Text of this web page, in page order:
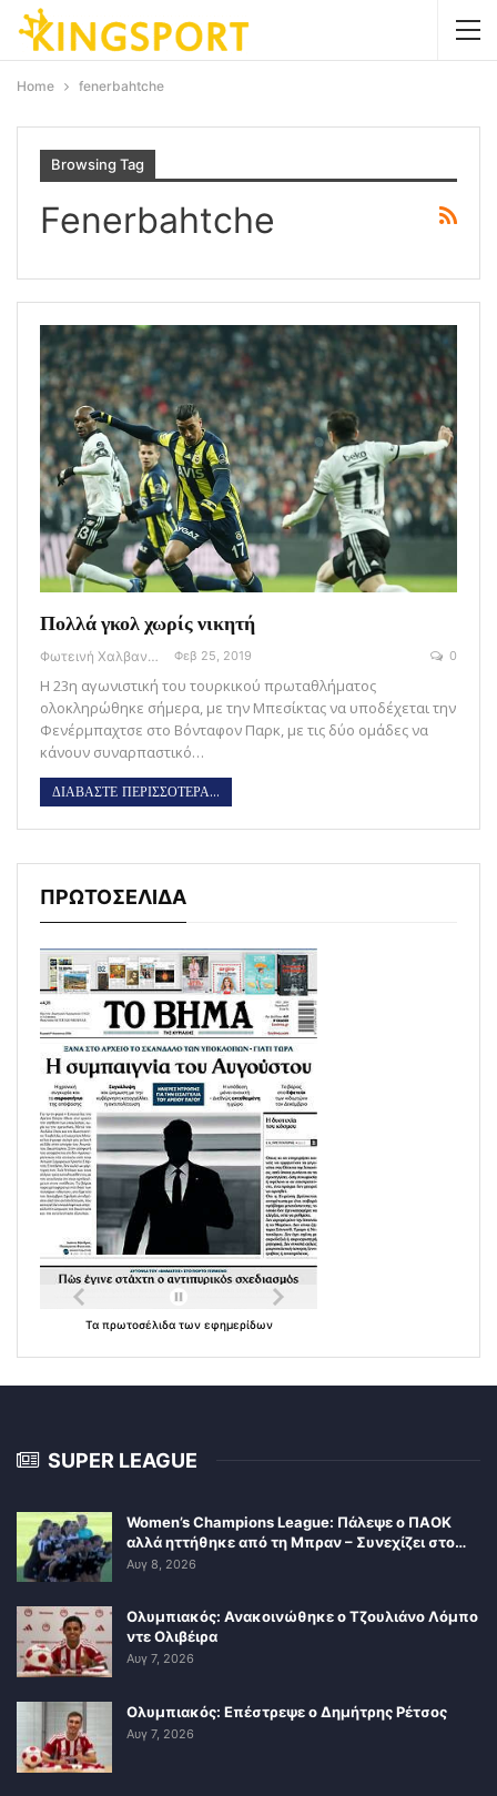
Home fenerbahtche
Browsing Tag
Fenerbahtche
Πολλά γκολ χωρίς νικητή
Φωτεινή Χαλβαντζή Φεβ 25, 2019 0
Η 23η αγωνιστική του τουρκικού πρωταθλήματος
ολοκληρώθηκε σήμερα, με την Μπεσίκτας να υποδέχεται την
Φενέρμπαχτσε στο Βόνταφον Παρκ, με τις δύο ομάδες να
κάνουν συναρπαστικό…
ΔΙΑΒΑΣΤΕ ΠΕΡΙΣΣΟΤΕΡΑ...
ΠΡΩΤΟΣΕΛΙΔΑ
Τα πρωτοσέλιδα των εφημερίδων
SUPER LEAGUE
Women’s Champions League: Πάλεψε ο ΠΑΟΚ
αλλά ηττήθηκε από τη Μπραν – Συνεχίζει στο…
Αυγ 8, 2026
Ολυμπιακός: Ανακοινώθηκε ο Τζουλιάνο Λόμπο
ντε Ολιβέιρα
Αυγ 7, 2026
Ολυμπιακός: Επέστρεψε ο Δημήτρης Ρέτσος
Αυγ 7, 2026